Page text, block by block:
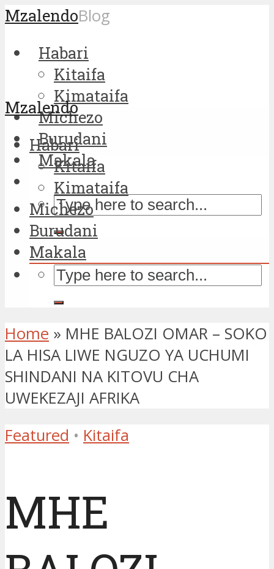
MzalendoBlog
Habari
Kitaifa
Kimataifa
Michezo
Burudani
Makala
Mzalendo
Habari
Kitaifa
Kimataifa
Michezo
Burudani
Makala
Home » MHE BALOZI OMAR – SOKO
LA HISA LIWE NGUZO YA UCHUMI
SHINDANI NA KITOVU CHA
UWEKEZAJI AFRIKA
Featured • Kitaifa
MHE